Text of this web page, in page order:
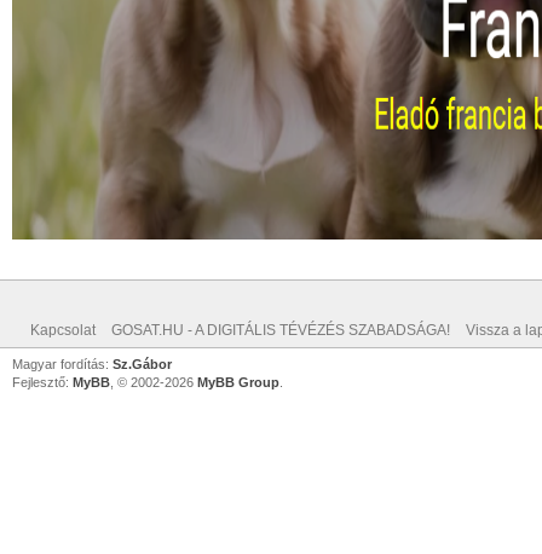
Kapcsolat GOSAT.HU - A DIGITÁLIS TÉVÉZÉS SZABADSÁGA! Vissza a
Magyar fordítás: Sz.Gábor
Fejlesztő: MyBB , © 2002-2026 MyBB Group